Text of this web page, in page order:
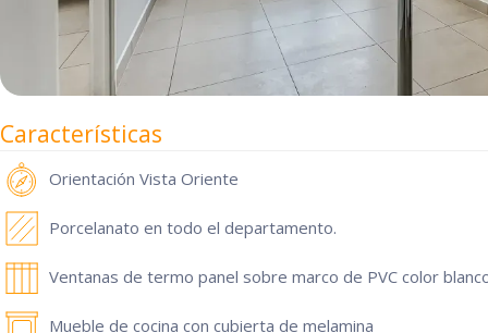
Características
Orientación Vista Oriente
Porcelanato en todo el departamento.
Ventanas de termo panel sobre marco de PVC color
Mueble de cocina con cubierta de melamina